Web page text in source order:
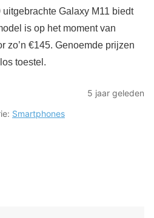
Galaxy M11 biedt
is op het moment van
zo’n €145. Genoemde prijzen
toestel.
5 jaar geleden
Smartphones